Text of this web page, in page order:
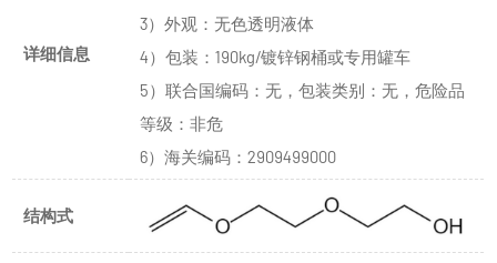
详细信息
3）外观：无色透明液体
4）包装：190kg/镀锌钢桶或专用罐车
5）联合国编码：无，包装类别：无，危险品
等级：非危
6）海关编码：2909499000
结构式